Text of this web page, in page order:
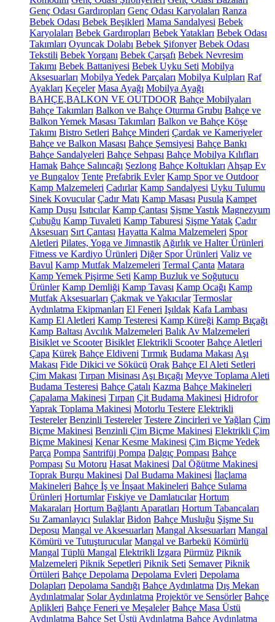
Genç Odası Gardıropları Genç Odası Karyolaları Ranza
Bebek Odası Bebek Beşikleri Mama Sandalyesi Bebek
Karyolaları Bebek Gardıropları Bebek Yatakları Bebek Odası
Takımları Oyuncak Dolabı Bebek Şifonyer Bebek Odası
Tekstili Bebek Yorganı Bebek Çarşafı Bebek Nevresim
Takımı Bebek Battaniyesi Bebek Uyku Seti Mobilya
Aksesuarları Mobilya Yedek Parçaları Mobilya Kulpları Raf
Ayakları Keçeler Masa Ayağı Mobilya Ayağı
BAHÇE,BALKON VE OUTDOOR Bahçe Mobilyaları
Bahçe Takımları Balkon ve Bahçe Oturma Grubu Bahçe ve
Balkon Yemek Masası Takımları Balkon ve Bahçe Köşe
Takımı Bistro Setleri Bahçe Minderi Çardak ve Kameriyeler
Bahçe ve Balkon Masası Bahçe Şemsiyesi Bahçe Bankı
Bahçe Sandalyeleri Bahçe Sehpası Bahçe Mobilya Kılıfları
Hamak Bahçe Salıncağı Şezlong Bahçe Koltukları Ahşap Ev
ve Bungalov Tente Prefabrik Evler Kamp Spor ve Outdoor
Kamp Malzemeleri Çadırlar Kamp Sandalyesi Uyku Tulumu
Sinek Kovucular Çadır Matı Kamp Masası Pusula Kampet
Kamp Duşu Isıtıcılar Kamp Çantası Şişme Yastık Magnezyum
Çubuğu Kamp Tuvaleti Kamp Taburesi Şişme Yatak Çadır
Aksesuarı Sırt Çantası Hayatta Kalma Malzemeleri Spor
Aletleri Pilates, Yoga ve Jimnastik Ağırlık ve Halter Ürünleri
Fitness ve Kardiyo Ürünleri Diğer Spor Ürünleri Valiz ve
Bavul Kamp Mutfak Malzemeleri Termal Çanta Matara
Kamp Yemek Pişirme Seti Kamp Buzluk ve Soğutucu
Ürünler Kamp Demliği Kamp Tavası Kamp Ocağı Kamp
Mutfak Aksesuarları Çakmak ve Yakıcılar Termoslar
Aydınlatma Ekipmanları El Feneri Işıldak Kafa Lambası
Kamp El Aletleri Kamp Testeresi Kamp Küreği Kamp Bıçağı
Kamp Baltası Avcılık Malzemeleri Balık Av Malzemeleri
Bisiklet ve Scooter Bisiklet Elektrikli Scooter Bahçe Aletleri
Çapa Kürek Bahçe Eldiveni Tırmık Budama Makası Aşı
Makası Fide Dikici ve Sökücü Orak Bahçe El Aleti Setleri
Çim Makası Tırpan Misinası Aşı Bıçağı Meyve Toplama Aleti
Budama Testeresi Bahçe Çatalı Kazma Bahçe Makineleri
Çapalama Makinesi Tırpan Çit Budama Makinesi Hidrofor
Yaprak Toplama Makinesi Motorlu Testere Elektrikli
Testereler Benzinli Testereler Testere Zincirleri ve Yağları Çim
Biçme Makinesi Benzinli Çim Biçme Makinesi Elektrikli Çim
Biçme Makinesi Kenar Kesme Makinesi Çim Biçme Yedek
Parça Pompa Santrifüj Pompa Dalgıç Pompası Bahçe
Pompası Su Motoru Hasat Makinesi Dal Öğütme Makinesi
Toprak Burgu Makinesi Dal Budama Makinesi İlaçlama
Makineleri Bahçe İş ve İnşaat Makineleri Bahçe Sulama
Ürünleri Hortumlar Fıskiye ve Damlatıcılar Hortum
Makaraları Hortum Bağlantı Aparatları Hortum Tabancaları
Su Zamanlayıcı Sulaklar Bidon Bahçe Musluğu Şişme Su
Deposu Mangal ve Aksesuarları Mangal Aksesuarları Mangal
Kömürü ve Tutuşturucular Mangal ve Barbekü Kömürlü
Mangal Tüplü Mangal Elektrikli Izgara Pürmüz Piknik
Malzemeleri Piknik Sepetleri Piknik Seti Semaver Piknik
Örtüleri Bahçe Depolama Depolama Evleri Depolama
Dolapları Depolama Sandığı Bahçe Aydınlatma Dış Mekan
Aydınlatmalar Solar Aydınlatma Projektör ve Sensörler Bahçe
Aplikleri Bahçe Feneri ve Meşaleler Bahçe Masa Üstü
Aydınlatma Bahçe Set Üstü Aydınlatma Bahçe Aydınlatma